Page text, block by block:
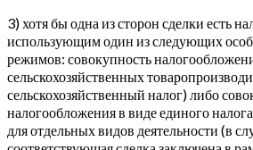
3) хотя бы одна из сторон сделки есть
использующим один из следующих
режимов: совокупность
сельскохозяйственных
сельскохозяйственный налог) либо
налогообложения в виде единого
для отдельных видов деятельности (в